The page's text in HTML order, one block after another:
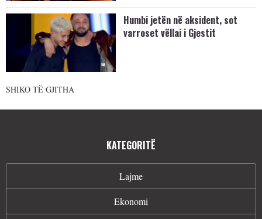
Humbi jetën në aksident, sot
varroset vëllai i Gjestit
SHIKO TË GJITHA
KATEGORITË
Lajme
Ekonomi